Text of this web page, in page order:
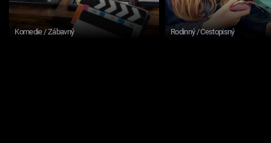
Komedie / Zábavný Rodinný / Cestopisný